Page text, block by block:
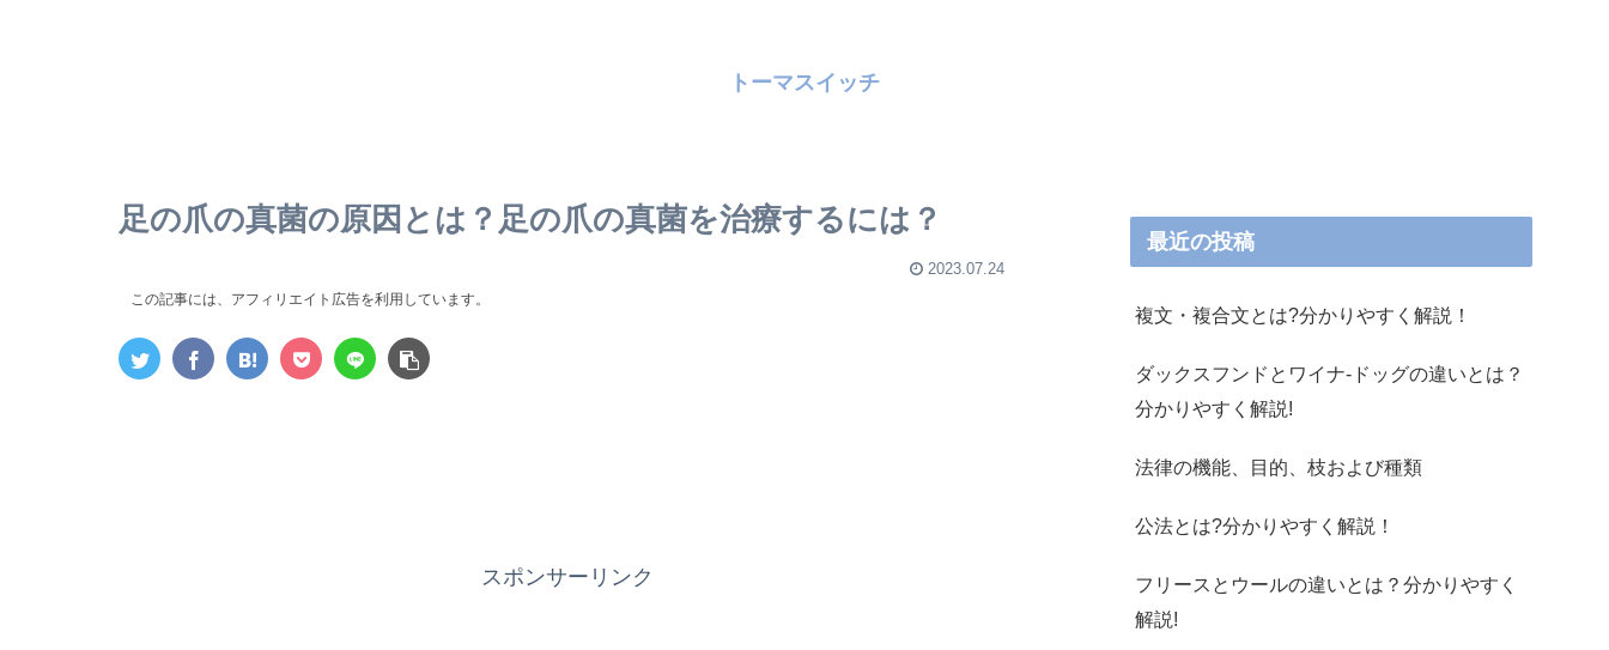
トーマスイッチ
足の爪の真菌の原因とは？足の爪の真菌を治療するには？
2023.07.24
この記事には、アフィリエイト広告を利用しています。
スポンサーリンク
最近の投稿
複文・複合文とは?分かりやすく解説！
ダックスフンドとワイナ-ドッグの違いとは？
分かりやすく解説!
法律の機能、目的、枝および種類
公法とは?分かりやすく解説！
フリースとウールの違いとは？分かりやすく
解説!